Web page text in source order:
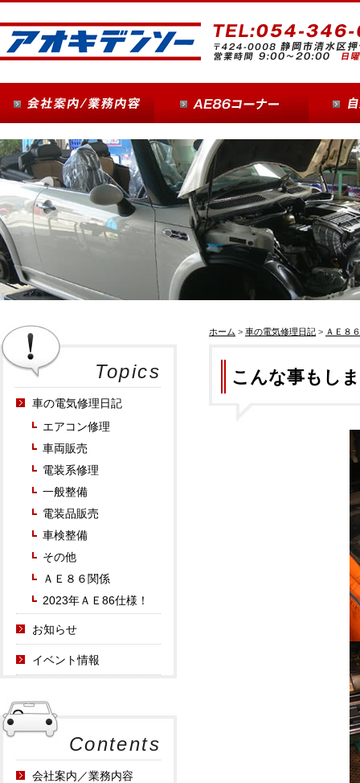
ホーム > 車の電気修理日記 > ＡＥ８
こんな事もし
Topics
車の電気修理日記
エアコン修理
車両販売
電装系修理
一般整備
電装品販売
車検整備
その他
ＡＥ８６関係
2023年ＡＥ86仕様！
お知らせ
イベント情報
Contents
会社案内／業務内容